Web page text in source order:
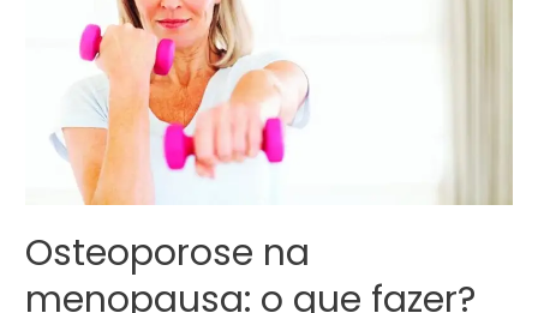
Osteoporose na
menopausa: o que fazer?